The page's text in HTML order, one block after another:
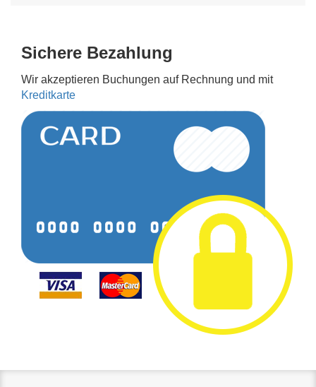
Sichere Bezahlung
Wir akzeptieren Buchungen auf Rechnung und mit
Kreditkarte